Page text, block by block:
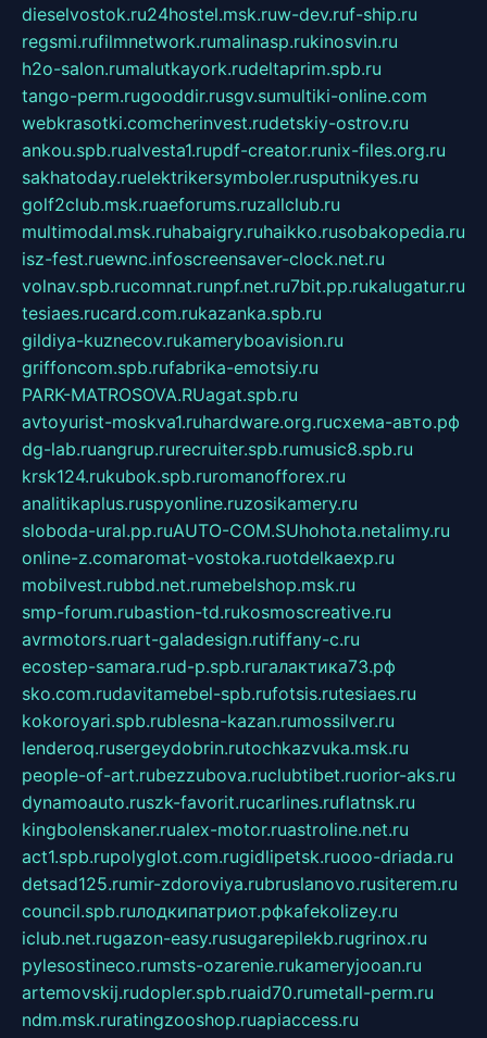
dieselvostok.ru24hostel.msk.ruw-dev.ruf-ship.ru
regsmi.rufilmnetwork.rumalinasp.rukinosvin.ru
h2o-salon.rumalutkayork.rudeltaprim.spb.ru
tango-perm.rugooddir.rusgv.sumultiki-online.com
webkrasotki.comcherinvest.rudetskiy-ostrov.ru
ankou.spb.rualvesta1.rupdf-creator.runix-files.org.ru
sakhatoday.ruelektrikersymboler.rusputnikyes.ru
golf2club.msk.ruaeforums.ruzallclub.ru
multimodal.msk.ruhabaigry.ruhaikko.rusobakopedia.ru
isz-fest.ruewnc.infoscreensaver-clock.net.ru
volnav.spb.rucomnat.runpf.net.ru7bit.pp.rukalugatur.ru
tesiaes.rucard.com.rukazanka.spb.ru
gildiya-kuznecov.rukameryboavision.ru
griffoncom.spb.rufabrika-emotsiy.ru
PARK-MATROSOVA.RUagat.spb.ru
avtoyurist-moskva1.ruhardware.org.ruсхема-авто.рф
dg-lab.ruangrup.rurecruiter.spb.rumusic8.spb.ru
krsk124.rukubok.spb.ruromanofforex.ru
analitikaplus.ruspyonline.ruzosikamery.ru
sloboda-ural.pp.ruAUTO-COM.SUhohota.netalimy.ru
online-z.comaromat-vostoka.ruotdelkaexp.ru
mobilvest.rubbd.net.rumebelshop.msk.ru
smp-forum.rubastion-td.rukosmoscreative.ru
avrmotors.ruart-galadesign.rutiffany-c.ru
ecostep-samara.rud-p.spb.ruгалактика73.рф
sko.com.rudavitamebel-spb.rufotsis.rutesiaes.ru
kokoroyari.spb.rublesna-kazan.rumossilver.ru
lenderoq.rusergeydobrin.rutochkazvuka.msk.ru
people-of-art.rubezzubova.ruclubtibet.ruorior-aks.ru
dynamoauto.ruszk-favorit.rucarlines.ruflatnsk.ru
kingbolenskaner.rualex-motor.ruastroline.net.ru
act1.spb.rupolyglot.com.rugidlipetsk.ruooo-driada.ru
detsad125.rumir-zdoroviya.rubruslanovo.rusiterem.ru
council.spb.ruлодкипатриот.рфkafekolizey.ru
iclub.net.rugazon-easy.rusugarepilekb.rugrinox.ru
pylesostineco.rumsts-ozarenie.rukameryjooan.ru
artemovskij.rudopler.spb.ruaid70.rumetall-perm.ru
ndm.msk.ruratingzooshop.ruapiaccess.ru